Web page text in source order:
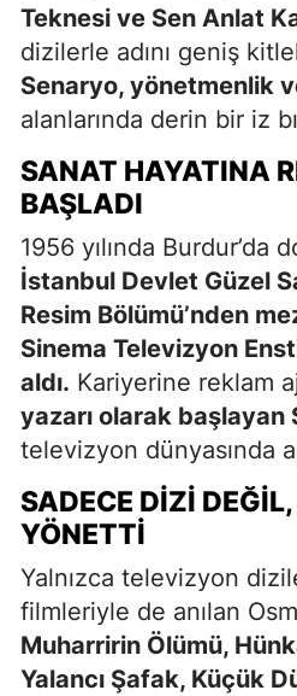
Teknesi ve Sen Anlat
dizilerle adını geniş
Senaryo, yönetmenlik
alanlarında derin bir iz
SANAT HAYATINA
BAŞLADI
1956 yılında Burdur’da
İstanbul Devlet Güzel
Resim Bölümü’nden
Sinema Televizyon
aldı. Kariyerine reklam
yazarı olarak başlayan
televizyon dünyasında
SADECE DIZI
YÖNETTI
Yalnızca televizyon
filmleriyle de anılan
Muharririn Ölümü,
Yalancı Şafak, Küçük